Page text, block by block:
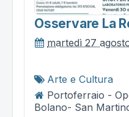
Osservare La
martedì 27
Arte e Cultura
Portoferraio -
Bolano- San